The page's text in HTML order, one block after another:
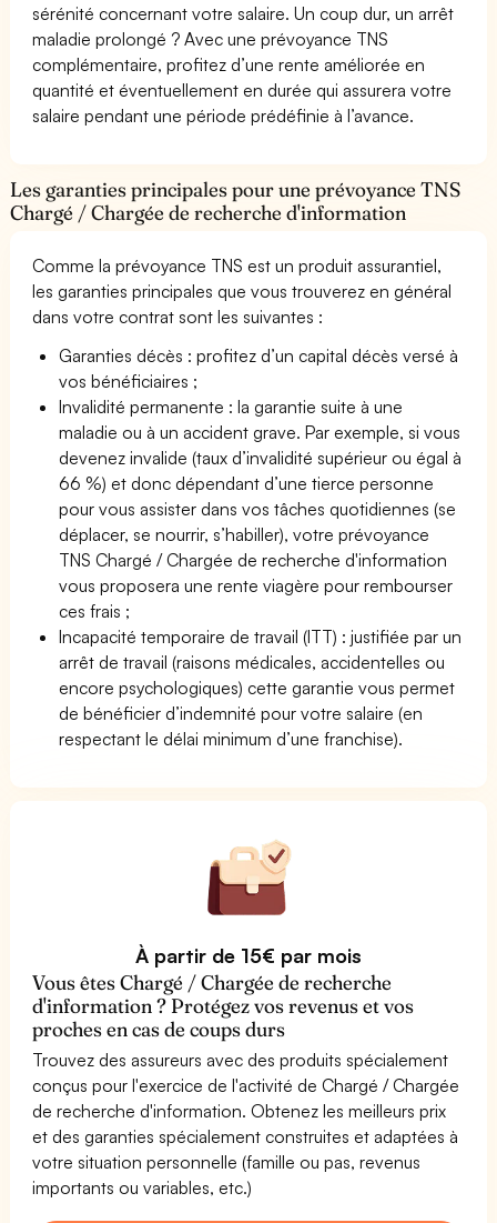
sérénité concernant votre salaire. Un coup dur, un arrêt
maladie prolongé ? Avec une prévoyance TNS
complémentaire, profitez d’une rente améliorée en
quantité et éventuellement en durée qui assurera votre
salaire pendant une période prédéfinie à l’avance.
Les garanties principales pour une prévoyance TNS
Chargé / Chargée de recherche d'information
Comme la prévoyance TNS est un produit assurantiel,
les garanties principales que vous trouverez en général
dans votre contrat sont les suivantes :
Garanties décès : profitez d’un capital décès versé à
vos bénéficiaires ;
Invalidité permanente : la garantie suite à une
maladie ou à un accident grave. Par exemple, si vous
devenez invalide (taux d’invalidité supérieur ou égal à
66 %) et donc dépendant d’une tierce personne
pour vous assister dans vos tâches quotidiennes (se
déplacer, se nourrir, s’habiller), votre prévoyance
TNS Chargé / Chargée de recherche d'information
vous proposera une rente viagère pour rembourser
ces frais ;
Incapacité temporaire de travail (ITT) : justifiée par un
arrêt de travail (raisons médicales, accidentelles ou
encore psychologiques) cette garantie vous permet
de bénéficier d’indemnité pour votre salaire (en
respectant le délai minimum d’une franchise).
À partir de 15€ par mois
Vous êtes Chargé / Chargée de recherche
d'information ? Protégez vos revenus et vos
proches en cas de coups durs
Trouvez des assureurs avec des produits spécialement
conçus pour l'exercice de l'activité de Chargé / Chargée
de recherche d'information. Obtenez les meilleurs prix
et des garanties spécialement construites et adaptées à
votre situation personnelle (famille ou pas, revenus
importants ou variables, etc.)